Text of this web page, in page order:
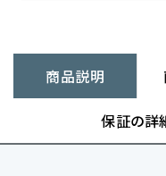
商品説明
保証の詳